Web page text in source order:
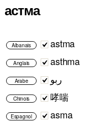
астма
Albanais astma
Anglais asthma
Arabe ربو
Chinois 哮喘
Espagnol asma